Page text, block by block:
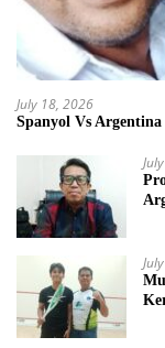
July 18, 2026
Spanyol Vs